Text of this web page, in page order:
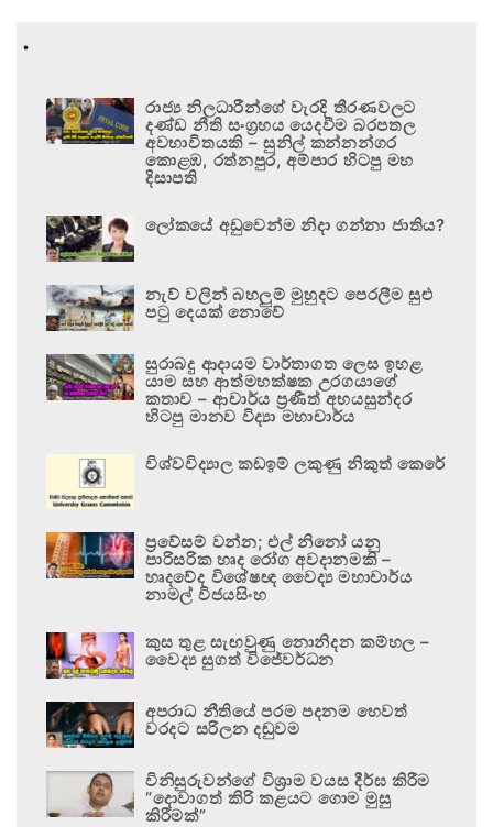
.
රාජ්‍ය නිලධාරීන්ගේ වැරදි තීරණවලට
දණ්ඩ නීති සංග්‍රහය යෙදවීම බරපතල
අවභාවිතයකි – සුනිල් කන්නන්ගර
කොළඹ, රත්නපුර, අම්පාර හිටපු මහ
දිසාපති
ලෝකයේ අඩුවෙන්ම නිදා ගන්නා ජාතිය?
නැව් වලින් බහලුම් මුහුදට පෙරලීම සුළු
පටු දෙයක් නොවේ
සුරාබදු ආදායම වාර්තාගත ලෙස ඉහළ
යාම සහ ආත්මභක්ෂක උරගයාගේ
කතාව – ආචාර්ය ප්‍රණීත් අභයසුන්දර
හිටපු මානව විද්‍යා මහාචාර්ය
විශ්වවිද්‍යාල කඩඉම් ලකුණු නිකුත් කෙරේ
ප්‍රවේසම් වන්න; එල් නිනෝ යනු
පාරිසරික හෘද රෝග අවදානමකි –
හෘදවේද විශේෂඥ වෛද්‍ය මහාචාර්ය
නාමල් විජයසිංහ
කුස තුළ සැඟවුණු නොනිදන කම්හල –
වෛද්‍ය සුගත් විජේවර්ධන
අපරාධ නීතියේ පරම පදනම හෙවත්
වරදට සරිලන දඬුවම
විනිසුරුවන්ගේ විශ්‍රාම වයස දීර්ඝ කිරීම
“දොවාගත් කිරි කළයට ගොම මුසු
කිරීමක්”